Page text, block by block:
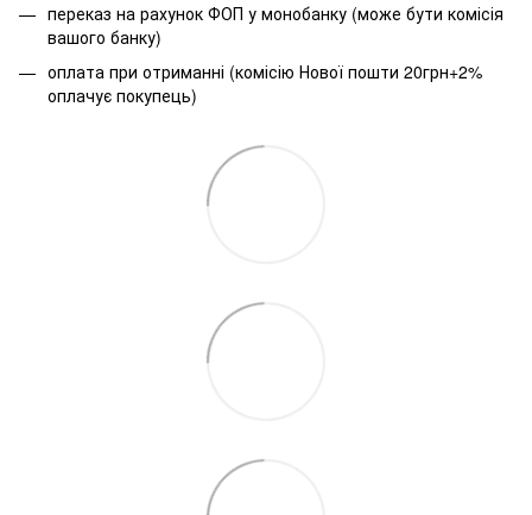
переказ на рахунок ФОП у монобанку (може бути комісія
вашого банку)
оплата при отриманні (комісію Нової пошти 20грн+2%
оплачує покупець)